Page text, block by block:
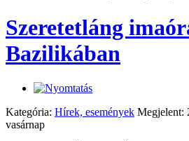
Szeretetláng
Bazilikában
Kategória: Hírek, események Megjelent:
vasárnap